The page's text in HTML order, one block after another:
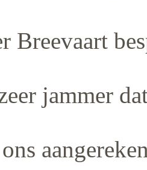
Breevaart
jammer